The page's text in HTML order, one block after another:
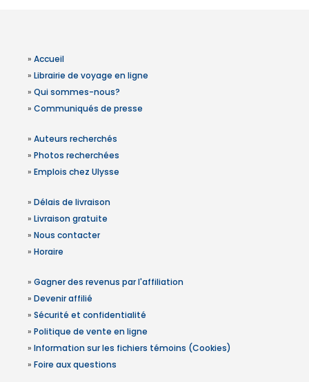
» Accueil
» Librairie de voyage en ligne
» Qui sommes-nous?
» Communiqués de presse
» Auteurs recherchés
» Photos recherchées
» Emplois chez Ulysse
» Délais de livraison
» Livraison gratuite
» Nous contacter
» Horaire
» Gagner des revenus par l'affiliation
» Devenir affilié
» Sécurité et confidentialité
» Politique de vente en ligne
» Information sur les fichiers témoins (Cookies)
» Foire aux questions